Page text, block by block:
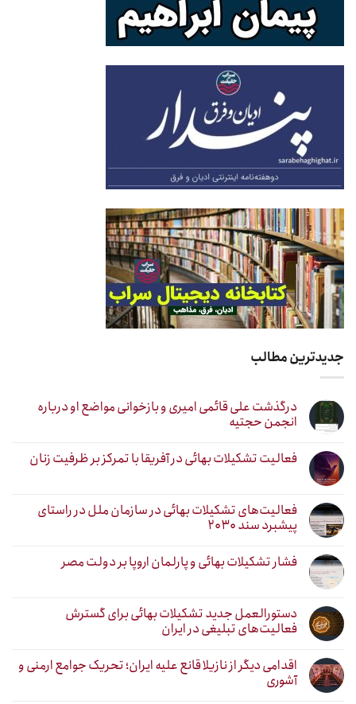
جدیدترین مطالب
درگذشت علی قائمی امیری و بازخوانی مواضع او درباره
انجمن حجتیه
فعالیت تشکیلات بهائی در آفریقا با تمرکز بر ظرفیت زنان
فعالیت‌های تشکیلات بهائی در سازمان ملل در راستای
پیشبرد سند ۲۰۳۰
فشار تشکیلات بهائی و پارلمان اروپا بر دولت مصر
دستورالعمل جدید تشکیلات بهائی برای گسترش
فعالیت‌های تبلیغی در ایران
اقدامی دیگر از نازیلا قانع علیه ایران؛ تحریک جوامع ارمنی و
آشوری